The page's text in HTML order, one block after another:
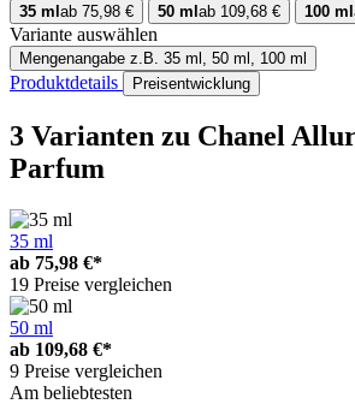
35 ml ab 75,98 € 50 ml ab 109,68 € 100 ml
Variante auswählen
Mengenangabe z.B. 35 ml, 50 ml, 100 ml
Produktdetails Preisentwicklung
3 Varianten zu Chanel
Parfum
35 ml
ab 75,98 €*
19 Preise vergleichen
50 ml
ab 109,68 €*
9 Preise vergleichen
Am beliebtesten